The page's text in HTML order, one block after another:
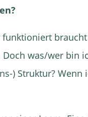
was/wer bin
) Struktur?